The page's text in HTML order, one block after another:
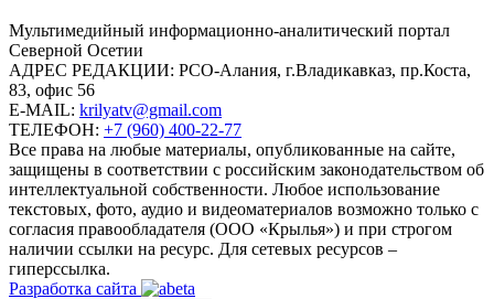
Mультимедийный информационно-аналитический портал
Северной Осетии
АДРЕС РЕДАКЦИИ: РСО-Алания, г.Владикавказ, пр.Коста,
83, офис 56
E-MAIL: krilyatv@gmail.com
ТЕЛЕФОН: +7 (960) 400-22-77
Все права на любые материалы, опубликованные на сайте,
защищены в соответствии с российским законодательством об
интеллектуальной собственности. Любое использование
текстовых, фото, аудио и видеоматериалов возможно только с
согласия правообладателя (ООО «Крылья») и при строгом
наличии ссылки на ресурс. Для сетевых ресурсов –
гиперссылка.
Разработка сайта